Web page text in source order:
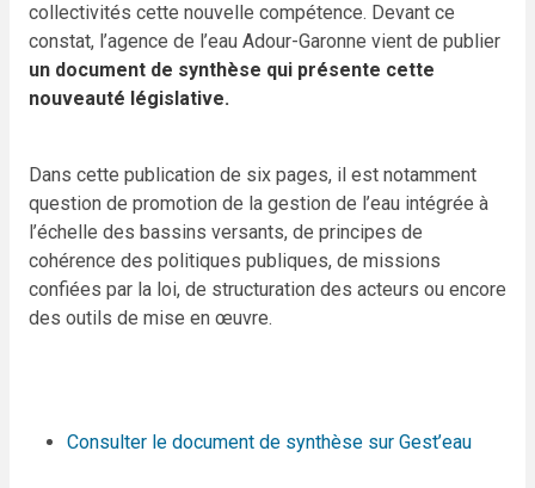
collectivités cette nouvelle compétence. Devant ce
constat, l’agence de l’eau Adour-Garonne vient de publier
un document de synthèse qui présente cette
nouveauté législative.
Dans cette publication de six pages, il est notamment
question de promotion de la gestion de l’eau intégrée à
l’échelle des bassins versants, de principes de
cohérence des politiques publiques, de missions
confiées par la loi, de structuration des acteurs ou encore
des outils de mise en œuvre.
Consulter le document de synthèse sur Gest’eau